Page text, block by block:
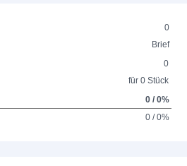
0
Brief
0
für 0 Stück
0 / 0%
0 / 0%